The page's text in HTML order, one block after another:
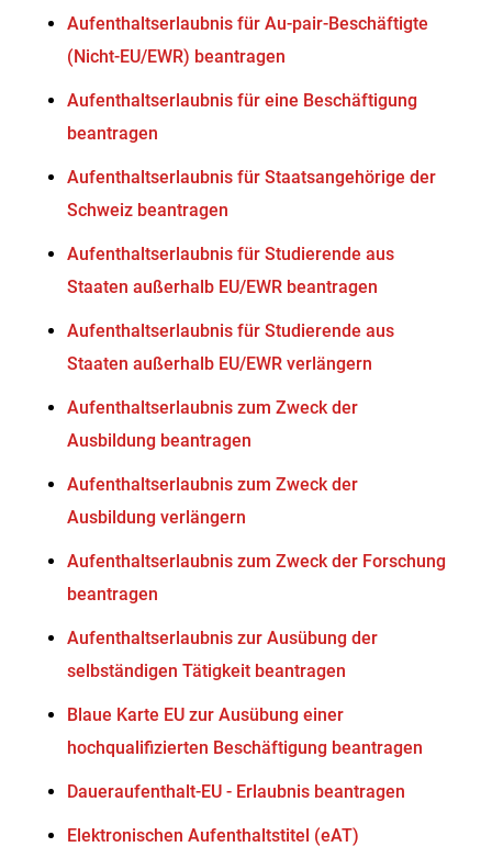
Aufenthaltserlaubnis für Au-pair-Beschäftigte
(Nicht-EU/EWR) beantragen
Aufenthaltserlaubnis für eine Beschäftigung
beantragen
Aufenthaltserlaubnis für Staatsangehörige der
Schweiz beantragen
Aufenthaltserlaubnis für Studierende aus
Staaten außerhalb EU/EWR beantragen
Aufenthaltserlaubnis für Studierende aus
Staaten außerhalb EU/EWR verlängern
Aufenthaltserlaubnis zum Zweck der
Ausbildung beantragen
Aufenthaltserlaubnis zum Zweck der
Ausbildung verlängern
Aufenthaltserlaubnis zum Zweck der Forschung
beantragen
Aufenthaltserlaubnis zur Ausübung der
selbständigen Tätigkeit beantragen
Blaue Karte EU zur Ausübung einer
hochqualifizierten Beschäftigung beantragen
Daueraufenthalt-EU - Erlaubnis beantragen
Elektronischen Aufenthaltstitel (eAT)